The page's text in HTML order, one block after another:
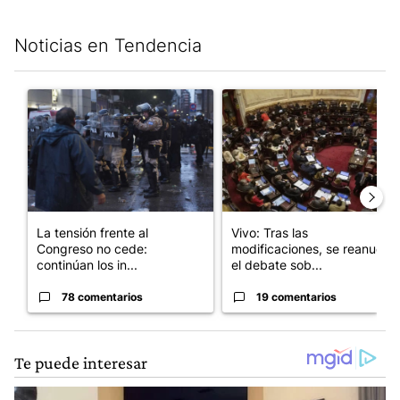
Noticias en Tendencia
Un artículo de tendencia con el título "La tensión frente al
La tensión frente al
Congreso no cede:
continúan los in...
78 comentarios
Un artículo de tendencia con
Vivo: Tras las
modificaciones, se reanudó
el debate sob...
19 comentarios